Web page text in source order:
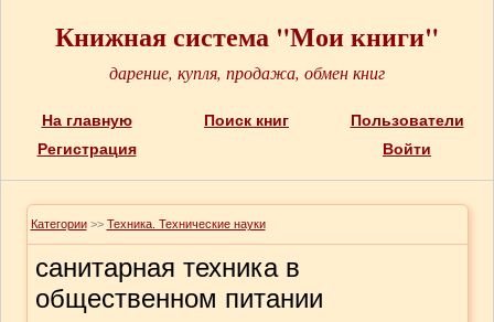
Книжная система "Мои книги"
дарение, купля, продажа, обмен книг
На главную Поиск книг
Пользователи
Регистрация
Войти
Категории >> Техника. Технические науки
санитарная техника в
общественном питании